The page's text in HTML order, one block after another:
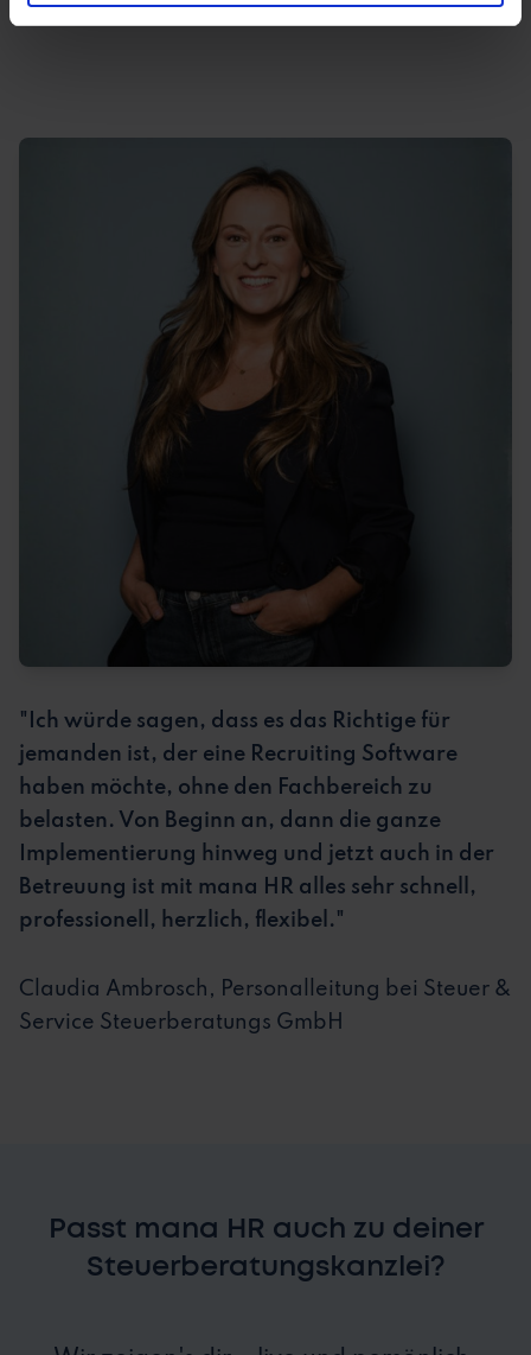
"Ich würde sagen, dass es das Richtige für
jemanden ist, der eine Recruiting Software
haben möchte, ohne den Fachbereich zu
belasten. Von Beginn an, dann die ganze
Implementierung hinweg und jetzt auch in der
Betreuung ist mit mana HR alles sehr schnell,
professionell, herzlich, flexibel."
Claudia Ambrosch, Personalleitung bei Steuer &
Service Steuerberatungs GmbH
Passt mana HR auch zu deiner
Steuerberatungskanzlei?